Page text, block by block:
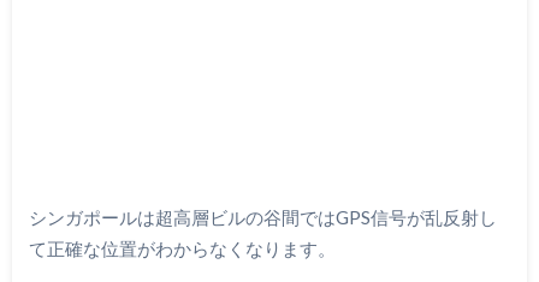
シンガポールは超高層ビルの谷間ではGPS信号が乱反射し
て正確な位置がわからなくなります。